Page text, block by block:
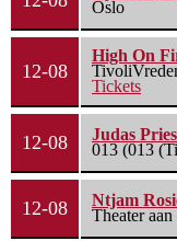
Oslo
12-08
High On
Tickets
12-08
Judas
013 (013
12-08
Ntjam
Theater